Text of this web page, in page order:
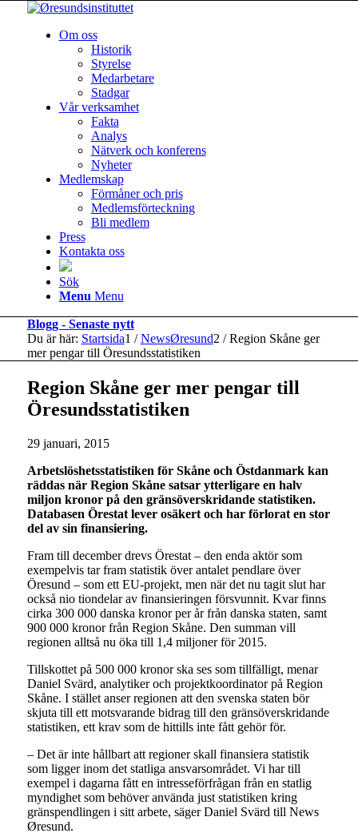
Om oss
Historik
Styrelse
Medarbetare
Stadgar
Vår verksamhet
Fakta
Analys
Nätverk och konferens
Nyheter
Medlemskap
Förmåner och pris
Medlemsförteckning
Bli medlem
Press
Kontakta oss
Sök
Menu Menu
Blogg - Senaste nytt
Du är här: Startsida1 / NewsØresund2 / Region Skåne ger
mer pengar till Öresundsstatistiken
Region Skåne ger mer pengar till
Öresundsstatistiken
29 januari, 2015
Arbetslöshetsstatistiken för Skåne och Östdanmark kan
räddas när Region Skåne satsar ytterligare en halv
miljon kronor på den gränsöverskridande statistiken.
Databasen Örestat lever osäkert och har förlorat en stor
del av sin finansiering.
Fram till december drevs Örestat – den enda aktör som
exempelvis tar fram statistik över antalet pendlare över
Öresund – som ett EU-projekt, men när det nu tagit slut har
också nio tiondelar av finansieringen försvunnit. Kvar finns
cirka 300 000 danska kronor per år från danska staten, samt
900 000 kronor från Region Skåne. Den summan vill
regionen alltså nu öka till 1,4 miljoner för 2015.
Tillskottet på 500 000 kronor ska ses som tillfälligt, menar
Daniel Svärd, analytiker och projektkoordinator på Region
Skåne. I stället anser regionen att den svenska staten bör
skjuta till ett motsvarande bidrag till den gränsöverskridande
statistiken, ett krav som de hittills inte fått gehör för.
– Det är inte hållbart att regioner skall finansiera statistik
som ligger inom det statliga ansvarsområdet. Vi har till
exempel i dagarna fått en intresseförfrågan från en statlig
myndighet som behöver använda just statistiken kring
gränspendlingen i sitt arbete, säger Daniel Svärd till News
Øresund.